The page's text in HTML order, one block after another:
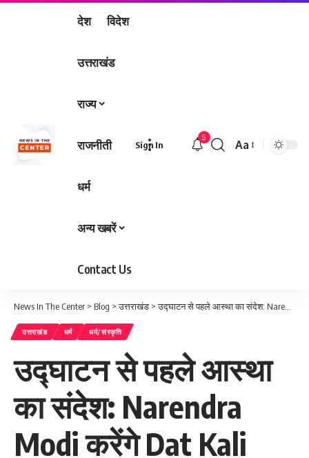
देश विदेश
उत्तराखंड
राज्य
राजनीती
धर्म
अन्य खबरें
Contact Us
Sign In
5
Font
Aa
News In The Center > Blog >उत्तराखंड >उद्घाटन से पहले आस्था का संदेश: Narendra Modi करेंगे Dat Kali Temple में पूजा, भव्य सजावट से सजा मंदिर परिसर
उत्तराखंड धर्म धर्म/संस्कृति
उद्घाटन से पहले आस्था
का संदेश: Narendra
Modi करेंगे Dat Kali